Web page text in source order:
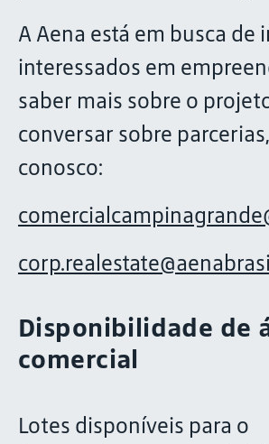
A Aena está em busca de
interessados em
saber mais sobre o
conversar sobre
conosco:
Disponibilidade de
comercial
Lotes disponíveis para o